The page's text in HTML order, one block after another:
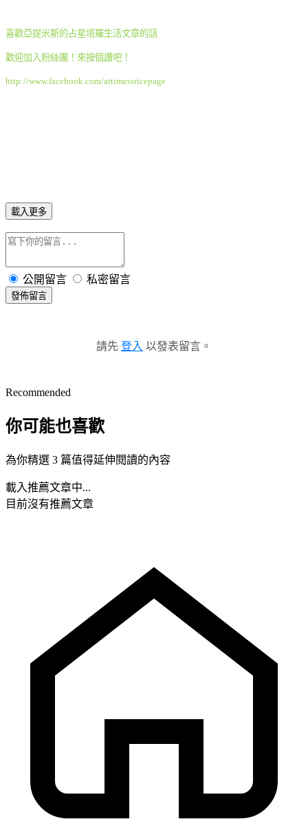
喜歡亞提米斯的占星塔羅生活文章的話
歡迎加入粉絲團！來按個讚吧！
http://www.facebook.com/artimessricepage
載入更多
公開留言 私密留言
發佈留言
請先 登入 以發表留言。
Recommended
你可能也喜歡
為你精選 3 篇值得延伸閱讀的內容
載入推薦文章中...
目前沒有推薦文章